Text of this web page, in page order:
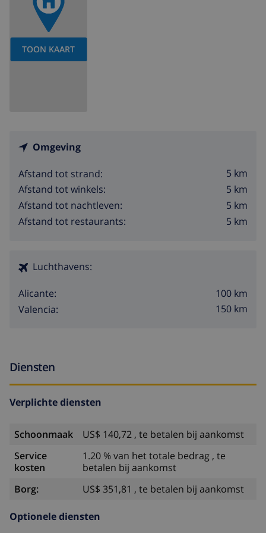
TOON KAART
Omgeving
Afstand tot strand:
5 km
Afstand tot winkels:
5 km
Afstand tot nachtleven:
5 km
Afstand tot restaurants:
5 km
Luchthavens:
Alicante:
100 km
Valencia:
150 km
Diensten
Verplichte diensten
Schoonmaak
US$ 140,72 , te betalen bij aankomst
Service
kosten
1.20 % van het totale bedrag , te
betalen bij aankomst
Borg:
US$ 351,81 , te betalen bij aankomst
Optionele diensten